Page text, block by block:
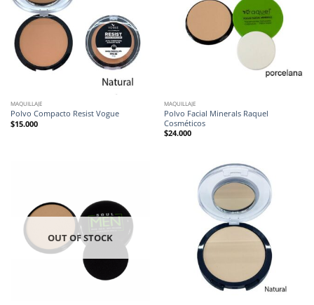
MAQUILLAJE
Polvo Compacto Resist Vogue
$15.000
MAQUILLAJE
Polvo Facial Minerals Raquel
Cosméticos
$24.000
OUT OF STOCK